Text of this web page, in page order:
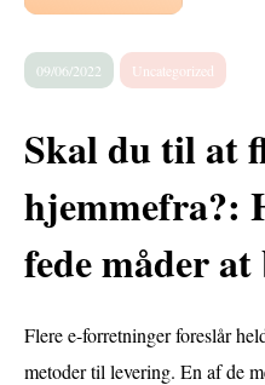
09/06/2022 Uncategorized
Skal du til at
hjemmefra?:
fede måder at
Flere e-forretninger foreslår
metoder til levering. En af de